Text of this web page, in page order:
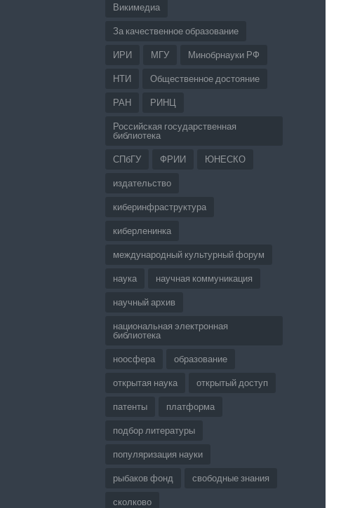
Викимедиа
За качественное образование
ИРИ МГУ Минобрнауки РФ
НТИ Общественное достояние
РАН РИНЦ
Российская государственная
библиотека
СПбГУ ФРИИ ЮНЕСКО
издательство
киберинфраструктура
киберленинка
международный культурный форум
наука научная коммуникация
научный архив
национальная электронная
библиотека
ноосфера образование
открытая наука открытый доступ
патенты платформа
подбор литературы
популяризация науки
рыбаков фонд свободные знания
сколково